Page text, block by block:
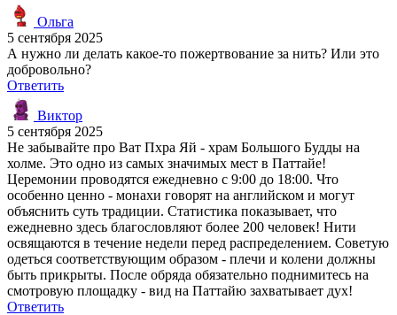
Ольга
5 сентября 2025
А нужно ли делать какое-то пожертвование за нить? Или это
добровольно?
Ответить
Виктор
5 сентября 2025
Не забывайте про Ват Пхра Яй - храм Большого Будды на
холме. Это одно из самых значимых мест в Паттайе!
Церемонии проводятся ежедневно с 9:00 до 18:00. Что
особенно ценно - монахи говорят на английском и могут
объяснить суть традиции. Статистика показывает, что
ежедневно здесь благословляют более 200 человек! Нити
освящаются в течение недели перед распределением. Советую
одеться соответствующим образом - плечи и колени должны
быть прикрыты. После обряда обязательно поднимитесь на
смотровую площадку - вид на Паттайю захватывает дух!
Ответить